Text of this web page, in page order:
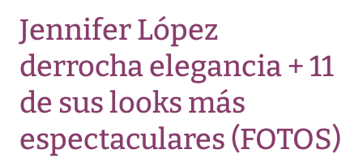
content
Jennifer López
derrocha elegancia + 11
de sus looks más
espectaculares (FOTOS)